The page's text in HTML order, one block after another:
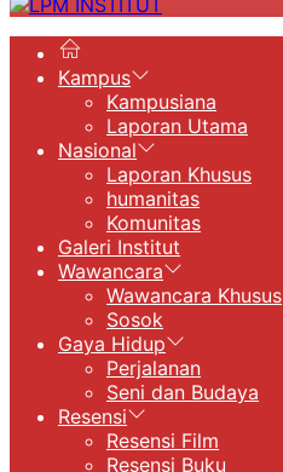
Kampus
Kampusiana
Laporan Utama
Nasional
Laporan Khusus
humanitas
Komunitas
Galeri Institut
Wawancara
Wawancara Khusus
Sosok
Gaya Hidup
Perjalanan
Seni dan Budaya
Resensi
Resensi Film
Resensi Buku